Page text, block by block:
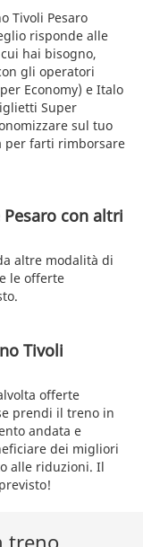
Tivoli Pesaro
risponde alle
hai bisogno,
gli operatori
Economy) e Italo
Super
sul tuo
per farti rimborsare
con altri
altre modalità di
le offerte
Tivoli
offerte
prendi il treno in
andata e
dei migliori
alle riduzioni. Il
treno